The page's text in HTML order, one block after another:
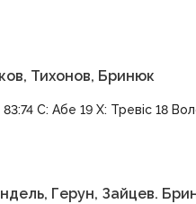
Тихонов, Бринюк
83:74 С: Абе 19 Х: Тревіс 18
Герун, Зайцев.